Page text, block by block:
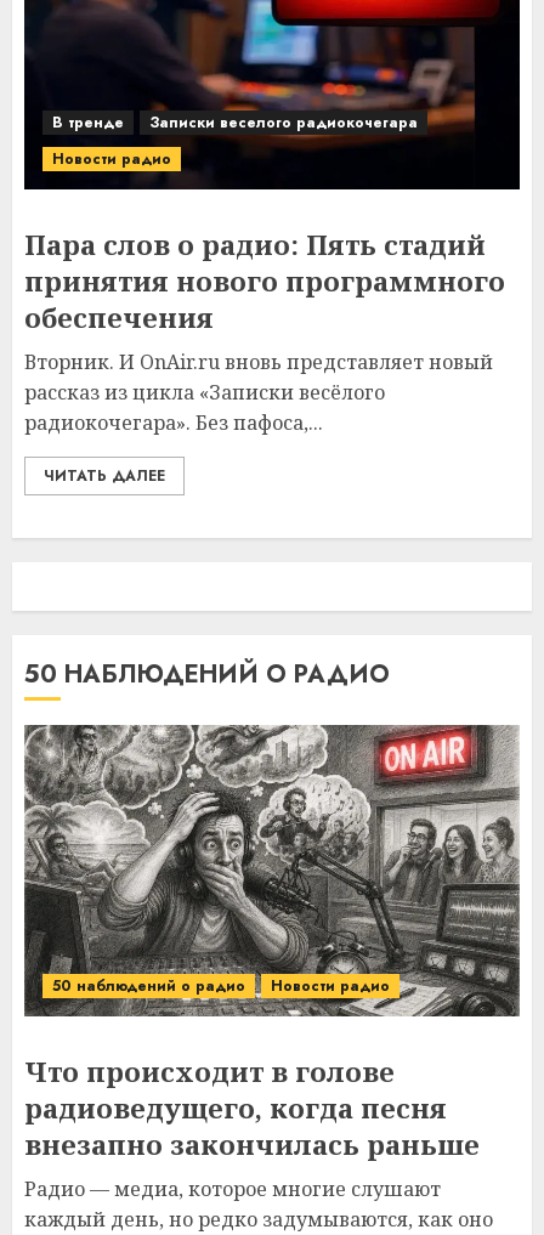
В тренде
Записки веселого радиокочегара
Новости радио
Пара слов о радио: Пять стадий
принятия нового программного
обеспечения
Вторник. И OnAir.ru вновь представляет новый
рассказ из цикла «Записки весёлого
радиокочегара». Без пафоса,...
ЧИТАТЬ ДАЛЕЕ
50 НАБЛЮДЕНИЙ О РАДИО
50 наблюдений о радио Новости радио
Что происходит в голове
радиоведущего, когда песня
внезапно закончилась раньше
Радио — медиа, которое многие слушают
каждый день, но редко задумываются, как оно